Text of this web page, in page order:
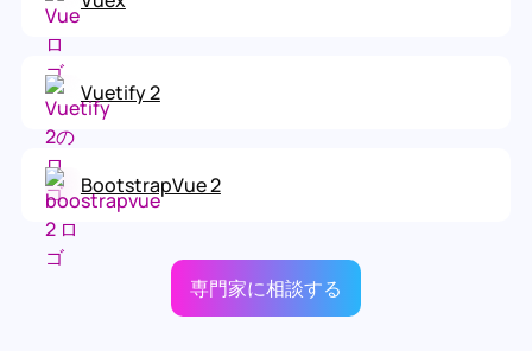
Vuetify 2
BootstrapVue 2
専門家に相談する